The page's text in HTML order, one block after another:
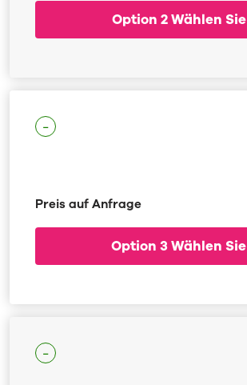
Option 2 Wählen Sie
Preis auf Anfrage
Option 3 Wählen Sie